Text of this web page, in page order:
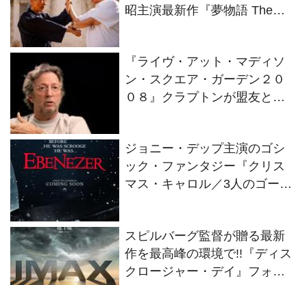
昭主演最新作『夢物語 The
『ライヴ・アット・マディソ
ン・スクエア・ガーデン２０
０８』クラプトンが盟友との
ジョニー・デップ主演のゴシ
ック・ファンタジー『クリス
マス・キャロル／3人のゴース
スピルバーグ監督が贈る最新
作を最高峰の環境で!!『ディス
クロージャー・デイ』フォー